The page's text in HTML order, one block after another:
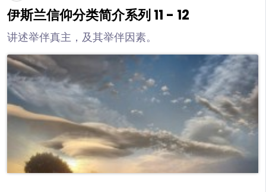
伊斯兰信仰分类简介系列 11 - 12
讲述举伴真主，及其举伴因素。